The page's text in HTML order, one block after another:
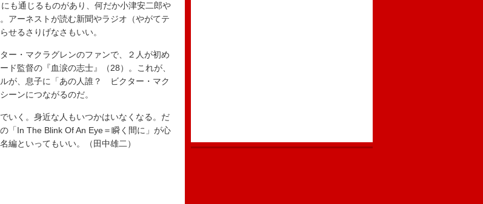
も通じるものがあり、何だか小津安二郎や
アーネストが読む新聞やラジオ（やがてテ
せるさりげなさもいい。
ー・マクラグレンのファンで、２人が初め
ド監督の『血涙の志士』（28）。これが、
が、息子に「あの人誰？ ビクター・マク
ーンにつながるのだ。
いく。身近な人もいつかはいなくなる。だ
「In The Blink Of An Eye＝瞬く間に」が心
編といってもいい。（田中雄二）